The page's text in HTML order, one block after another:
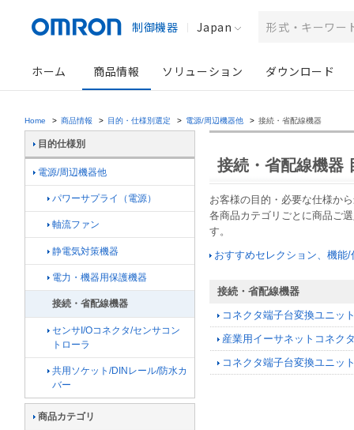
制御機器 Japan
ホーム 商品情報 ソリューション ダウンロード
Home > 商品情報 > 目的・仕様別選定 > 電源/周辺機器他 > 接続・省配線機器
目的仕様別
電源/周辺機器他
パワーサプライ（電源）
軸流ファン
静電気対策機器
電力・機器用保護機器
接続・省配線機器
センサI/Oコネクタ/センサコン
トローラ
共用ソケット/DINレール/防水カ
バー
商品カテゴリ
接続・省配線機器
お客様の目的・必要な仕様か
各商品カテゴリごとに商品ご
す。
おすすめセレクション、機能
接続・省配線機器
コネクタ端子台変換ユニッ
産業用イーサネットコネク
コネクタ端子台変換ユニッ